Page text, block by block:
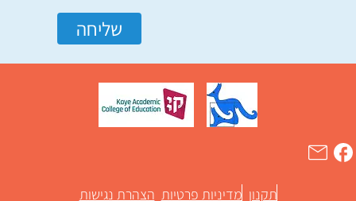
שליחה
תקנון מדיניות פרטיות הצהרת נגישות